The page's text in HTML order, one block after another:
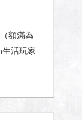
為止）
活玩家